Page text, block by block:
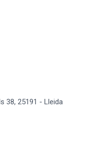
38, 25191 - Lleida